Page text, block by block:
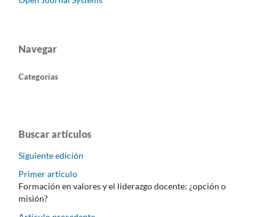
Navegar
Categorías
Buscar artículos
Siguiente edición
Primer artículo
Formación en valores y el liderazgo docente: ¿opción o
misión?